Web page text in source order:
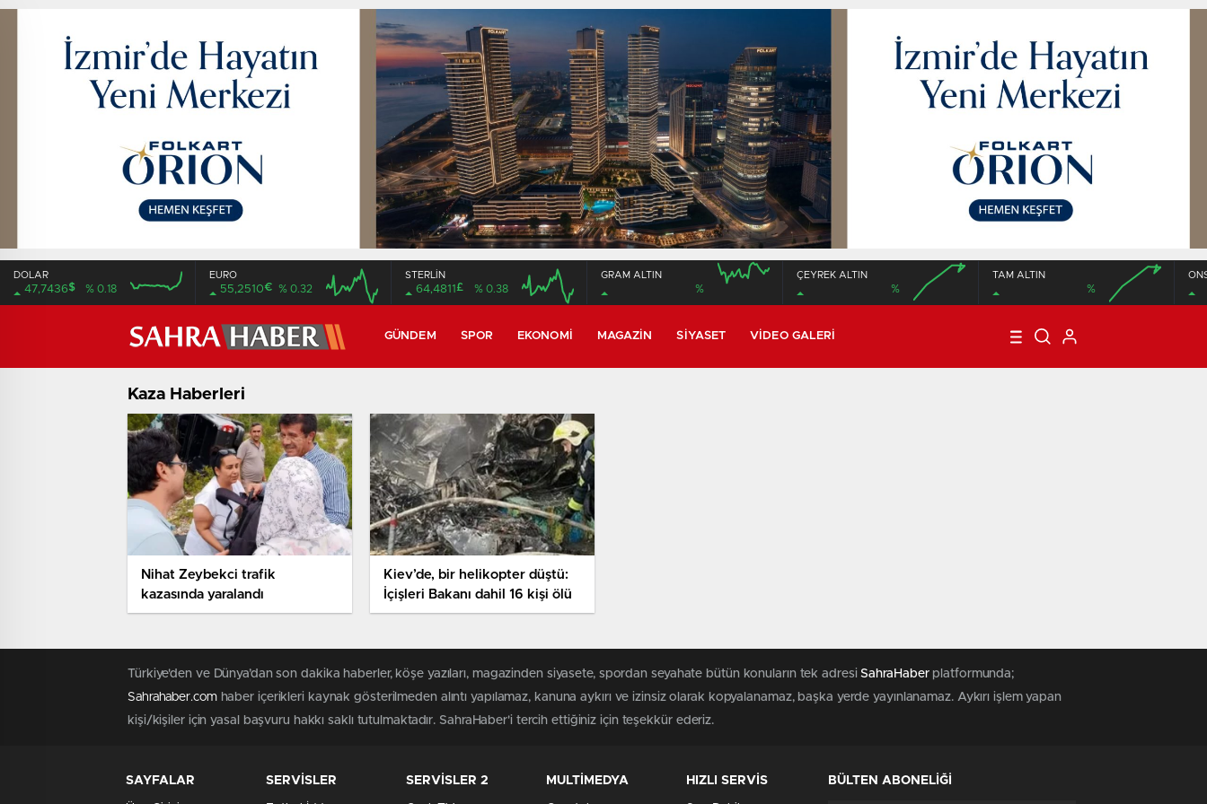
DOLAR
47,7436$ % 0.18
EURO
55,2510€ % 0.32
STERLİN
64,4811 £ % 0.38
GRAM ALTIN
%
ÇEYREK ALTIN
%
TAM ALTIN
%
GÜNDEM SPOR EKONOMI MAGAZIN SIYASET VIDEO GALERI
Kaza Haberleri
Nihat Zeybekci trafik
kazasında yaralandı
Kiev’de, bir helikopter düştü:
İçişleri Bakanı dahil 16 kişi ölü
Türkiye'den ve Dünya’dan son dakika haberler, köşe yazıları, magazinden siyasete, spordan seyahate bütün konuların tek adresiSahraHaberplatformunda;
Sahrahaber.comhaber içerikleri kaynak gösterilmeden alıntı yapılamaz, kanuna aykırı ve izinsiz olarak kopyalanamaz, başka yerde yayınlanamaz. Aykırı işlem yapan
kişi/kişiler için yasal başvuru hakkı saklı tutulmaktadır. SahraHaber'i tercih ettiğiniz için teşekkür ederiz.
SAYFALAR SERVİSLER SERVİSLER 2 MULTİMEDYA HIZLI SERVİS BÜLTEN ABONELİĞİ